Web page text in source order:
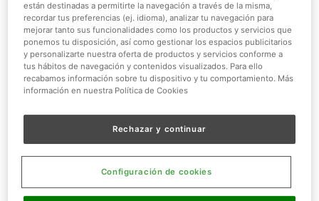
Al guardar tus entradas directamente enSamsung
Wallet, reduces el uso de papel y evitas tener que buscar
capturas en el móvil. Tu entrada quedaalmacenada de
forma segurajunto a tus tarjetas y billetes digitales.
¡Lista para mostrarla en el acceso sin estrés ni esperas
Motivos para usar tu Samsung Wallet y tu
Samsung Pay.
Gestionar tus entradas y tus pagos nunca había sido tan
están destinadas a permitirte la navegación a través de la misma,
recordar tus preferencias (ej. idioma), analizar tu navegación para
mejorar tanto sus funcionalidades como los productos y servicios que
ponemos tu disposición, así como gestionar los espacios publicitarios
y personalizarte nuestra oferta de productos y servicios conforme a
tus hábitos de navegación y contenidos visualizados. Para ello
recabamos información sobre tu dispositivo y tu comportamiento. Más
información en nuestra Política de Cookies
Rechazar y continuar
Configuración de cookies